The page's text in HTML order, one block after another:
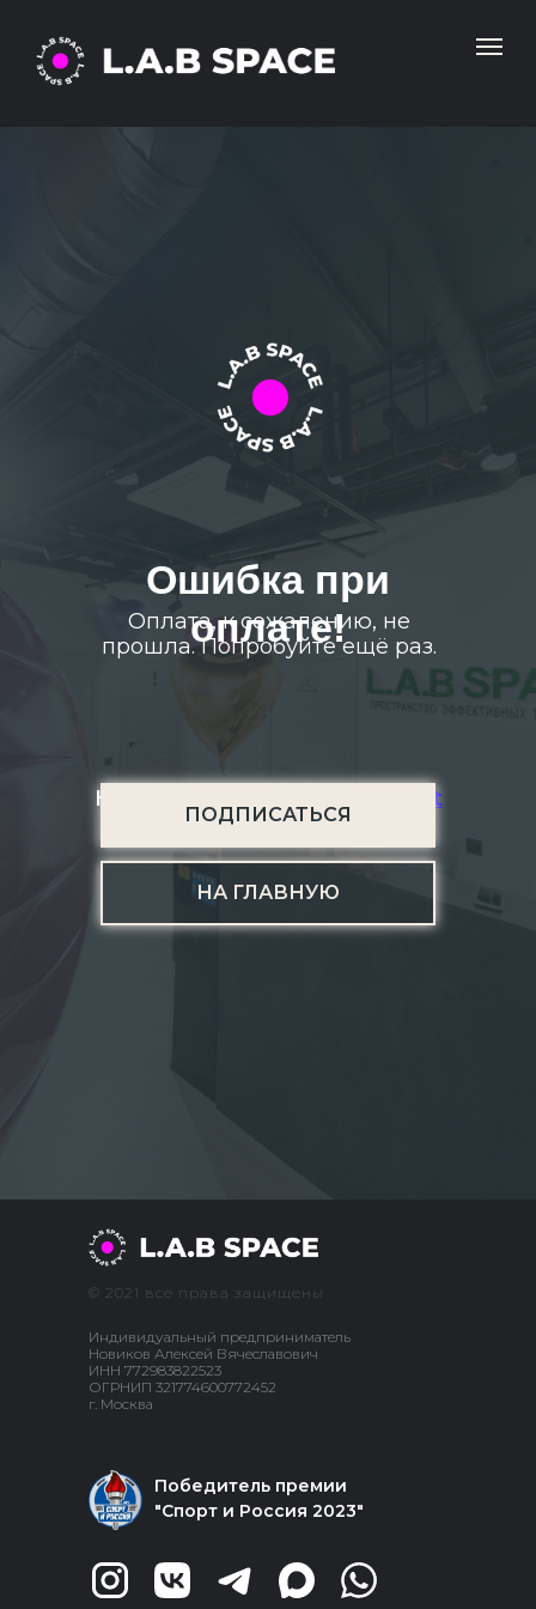
Ошибка при
оплате!
Оплата, к сожалению, не
прошла. Попробуйте ещё раз.
Наш Инстаграм @labspace.fit
ПОДПИСАТЬСЯ
НА ГЛАВНУЮ
© 2021 все права защищены
Индивидуальный предприниматель
Новиков Алексей Вячеславович
ИНН 772983822523
ОГРНИП 321774600772452
г. Москва
Победитель премии
"Спорт и Россия 2023"